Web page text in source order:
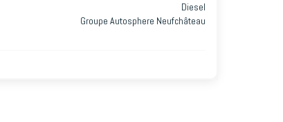
Diesel
Groupe Autosphere Neufchâteau